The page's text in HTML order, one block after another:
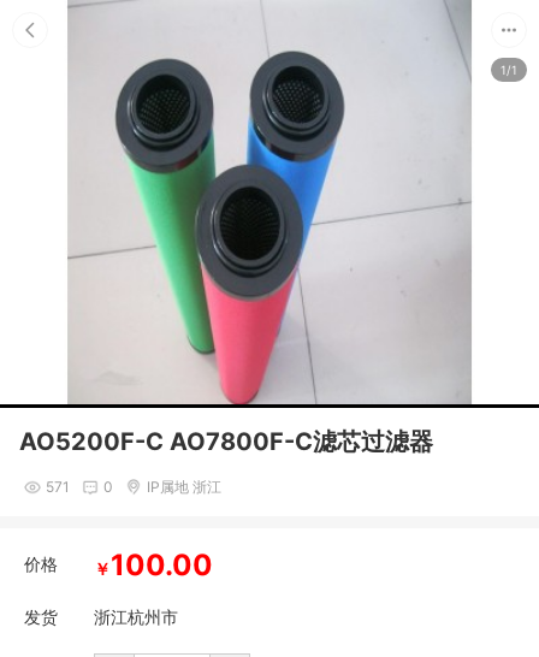
1/1
AO5200F-C AO7800F-C滤芯过滤器
571 0 IP属地 浙江
价格 ￥100.00
发货 浙江杭州市